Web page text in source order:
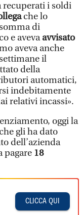
recuperati i soldi
che lo
di
e avevaavvisato
aveva anche
il
della
automatici,
indebitamente
relativi incassi».
oggi la
gli ha dato
dell’azienda
pagare 18
CLICCA QUI